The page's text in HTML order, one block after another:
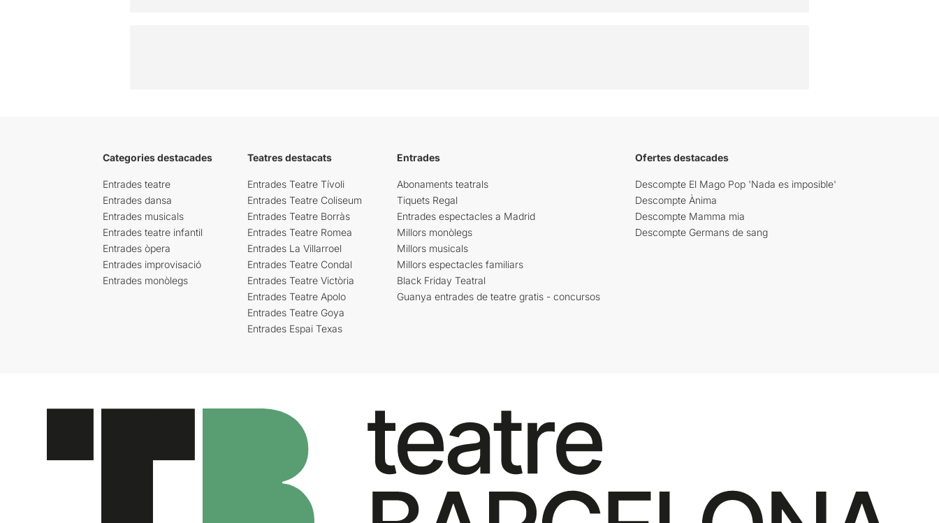
Categories destacades
Entrades teatre
Entrades dansa
Entrades musicals
Entrades teatre infantil
Entrades òpera
Entrades improvisació
Entrades monòlegs
Teatres destacats
Entrades Teatre Tívoli
Entrades Teatre Coliseum
Entrades Teatre Borràs
Entrades Teatre Romea
Entrades La Villarroel
Entrades Teatre Condal
Entrades Teatre Victòria
Entrades Teatre Apolo
Entrades Teatre Goya
Entrades Espai Texas
Entrades
Abonaments teatrals
Tiquets Regal
Entrades espectacles a Madrid
Millors monòlegs
Millors musicals
Millors espectacles familiars
Black Friday Teatral
Guanya entrades de teatre gratis - concursos
Ofertes destacades
Descompte El Mago Pop 'Nada es imposible'
Descompte Ànima
Descompte Mamma mia
Descompte Germans de sang